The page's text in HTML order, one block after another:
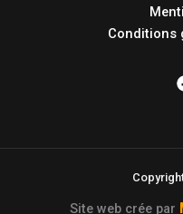
Conditions
Site web crée par